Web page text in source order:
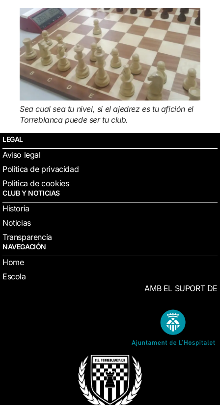
Sea cual sea tu nivel, si el ajedrez es tu afición el
Torreblanca puede ser tu club.
LEGAL
Aviso legal
Politica de privacidad
Politica de cookies
CLUB Y NOTICIAS
Historia
Noticias
Transparencia
NAVEGACIÓN
Home
Escola
AMB EL SUPORT DE